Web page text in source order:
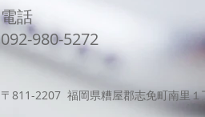
電話
​092-980-5272
〒811-2207 福岡県糟屋郡志免町南里１